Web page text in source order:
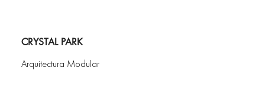
CRYSTAL PARK
Arquitectura Modular